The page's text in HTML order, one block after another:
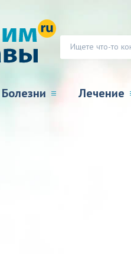
Болезни Лечение